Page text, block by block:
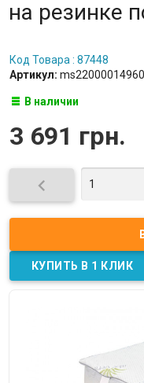
на резинке
Код Товара : 87448
Артикул:
В наличии
3 691 грн.
